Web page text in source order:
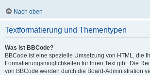
Nach oben
Textformatierung und Thementypen
Was ist BBCode?
BBCode ist eine spezielle Umsetzung von HTML, die
Formatierungsmöglichkeiten für Ihren Text gibt. Die
von BBCode werden durch die Board-Administration